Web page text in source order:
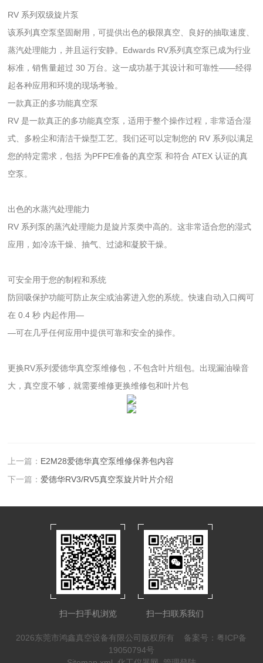
RV 系列双级旋片泵
该系列真空泵坚固耐用，可提供出色的极限真空、良好的抽取速度、
蒸汽处理能力，并且运行安静。Edwards RV系列真空泵已成为行业
标准，销售量超过 30 万台。这一成功基于其设计和可靠性——经得
起各种应用和环境的现场考验。
一款真正的多功能真空泵
RV 是一款真正的多功能真空泵，适用于整个操作过程，非常适合湿
式、多粉尘和清洁干燥型工艺。我们还可以定制您的 RV 系列以满足
您的特定需求，包括 为PFPE准备的真空泵 和符合 ATEX 认证的真
空泵。
出色的水蒸汽处理能力
RV 系列泵的蒸汽处理能力是旋片泵类中高的。这非常适合您的湿式
应用，如冷冻干燥、抽气、过滤和凝胶干燥。
可安全用于您的制程和系统
防回吸保护功能可防止灰尘或油雾进入您的系统。快速自动入口阀可
在 0.4 秒 内起作用—
—可在几乎任何应用中提供可靠和安全的操作。
更换RV系列爱德华真空泵维修包，不包含叶片组包。出现漏油噪音
大，真空度不够，就需要维修更换维修包和叶片包
上一篇： E2M28爱德华真空泵维修保养包内容
下一篇： 爱德华RV3/RV5真空泵旋片叶片介绍
扫一扫手机浏览 扫一扫联系我们
2026东莞市鸿鑫真空设备有限公司版权所有 备案号：粤ICP备
19050794号